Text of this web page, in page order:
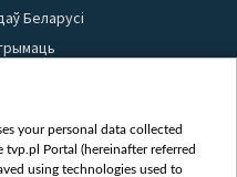
Беларусі
матэрыялаў
your personal data collected
Portal (hereinafter referred
using technologies used to